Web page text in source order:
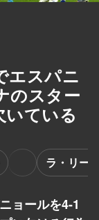
エスパニ
のスター
いている
ラ・リー
ョールを4-1